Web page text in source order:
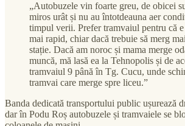
„Autobuzele vin foarte greu, de obicei
miros urât și nu au întotdeauna aer
timpul verii. Prefer tramvaiul pentru că
mai rapid, chiar dacă trebuie să merg
stație. Dacă am noroc și mama merge
muncă, mă lasă ea la Tehnopolis și de
tramvaiul 9 până în Tg. Cucu, unde
tramvai care merge spre liceu.”
Banda dedicată transportului public ușurează
dar în Podu Roș autobuzele și tramvaiele se